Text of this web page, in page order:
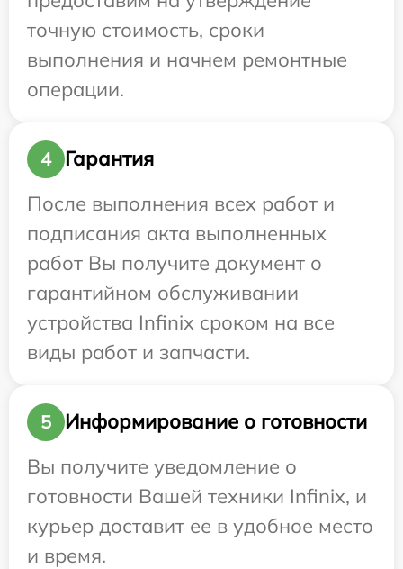
точную стоимость, сроки
выполнения и начнем ремонтные
операции.
4
Гарантия
После выполнения всех работ и
подписания акта выполненных
работ Вы получите документ о
гарантийном обслуживании
устройства Infinix сроком на все
виды работ и запчасти.
5
Информирование о готовности
Вы получите уведомление о
готовности Вашей техники Infinix, и
курьер доставит ее в удобное место
и время.